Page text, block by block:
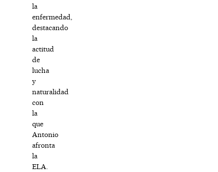
la
enfermedad,
destacando
la
actitud
de
lucha
y
naturalidad
con
la
que
Antonio
afronta
la
ELA.